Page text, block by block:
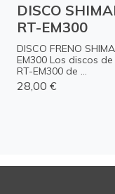
DISCO
RT-EM300
DISCO FRENO
EM300 Los discos
RT-EM300 de ...
28,00 €